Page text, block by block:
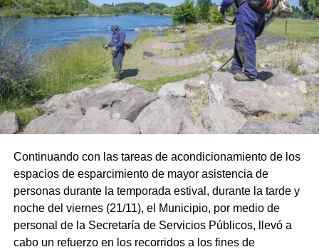
Continuando con las tareas de acondicionamiento de los
espacios de esparcimiento de mayor asistencia de
personas durante la temporada estival, durante la tarde y
noche del viernes (21/11), el Municipio, por medio de
personal de la Secretaría de Servicios Públicos, llevó a
cabo un refuerzo en los recorridos a los fines de